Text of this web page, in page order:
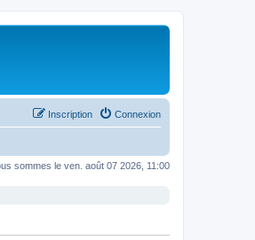
Connexion
Inscription
sommes le ven. août 07 2026, 11:00